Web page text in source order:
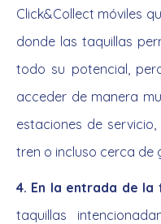
Click&Collect móviles
donde las taquillas
todo su potencial,
acceder de manera
estaciones de
tren o incluso cerca de
4. En la entrada de la
taquillas